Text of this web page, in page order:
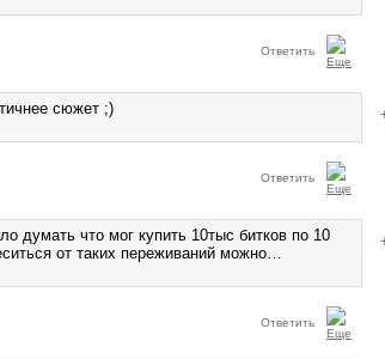
Ответить
сюжет ;)
Ответить
думать что мог купить 10тыс битков по 10
от таких переживаний можно…
Ответить